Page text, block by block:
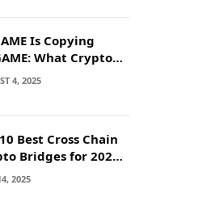
Is Copying
What Crypto
Need to Know
4, 2025
Best Cross Chain
Bridges for 2025:
Across
2025